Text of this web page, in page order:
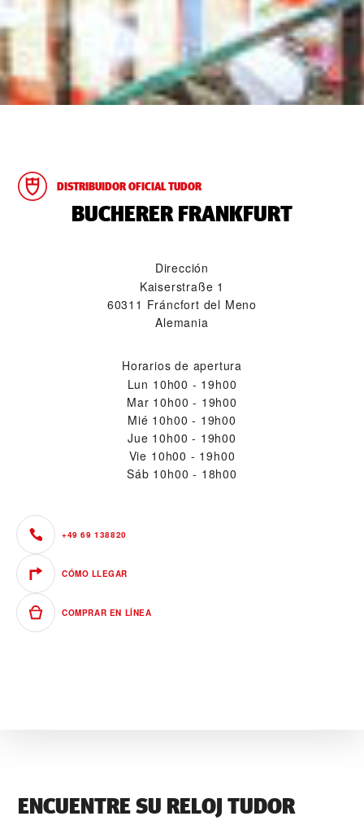
DISTRIBUIDOR OFICIAL TUDOR
‭BUCHERER FRANKFURT‬
Dirección
Kaiserstraße 1
60311 Fráncfort del Meno
Alemania
Horarios de apertura
Lun 10h00 - 19h00
Mar 10h00 - 19h00
Mié 10h00 - 19h00
Jue 10h00 - 19h00
Vie 10h00 - 19h00
Sáb 10h00 - 18h00
+49 69 138820
CÓMO LLEGAR
COMPRAR EN LÍNEA
ENCUENTRE SU RELOJ TUDOR